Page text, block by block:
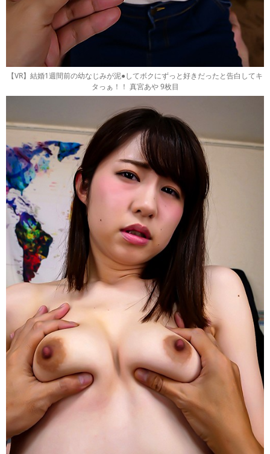
【VR】結婚1週間前の幼なじみが泥●してボクにずっと好きだったと告白してキ
タっぁ！！ 真宮あや 9枚目